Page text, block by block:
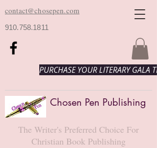
contact@chosepen.com
910.758.1811
PURCHASE YOUR LITERARY GALA
Chosen Pen Publishing
The Writer's Preferred Choice For
Christian Book Publishing